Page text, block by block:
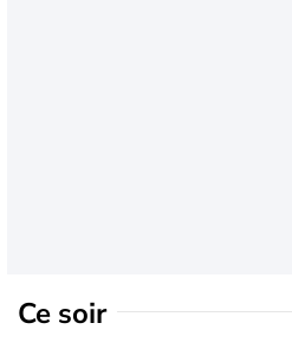
Ce soir